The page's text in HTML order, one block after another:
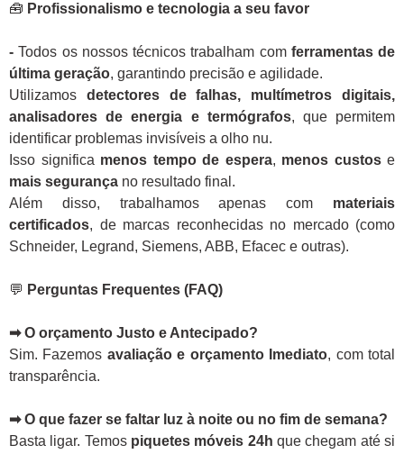
🧰 Profissionalismo e tecnologia a seu favor
-Todos os nossos técnicos trabalham com ferramentas de
última geração, garantindo precisão e agilidade.
Utilizamos detectores de falhas, multímetros digitais,
analisadores de energia e termógrafos, que permitem
identificar problemas invisíveis a olho nu.
Isso significa menos tempo de espera, menos custose
mais segurança no resultado final.
Além disso, trabalhamos apenas com materiais
certificados, de marcas reconhecidas no mercado (como
Schneider, Legrand, Siemens, ABB, Efacec e outras).
💬 Perguntas Frequentes (FAQ)
➡ O orçamento Justo e Antecipado?
Sim. Fazemos avaliação e orçamento Imediato, com total
transparência.
➡ O que fazer se faltar luz à noite ou no fim de semana?
Basta ligar. Temos piquetes móveis 24h que chegam até si